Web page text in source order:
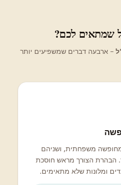
שמתאים לכם?
– ארבעה דברים שמשפיעים יותר
מחופשה משפחתית, ושניהם
הבהרת הצורך מראש חוסכת
ומלונות שלא מתאימים.